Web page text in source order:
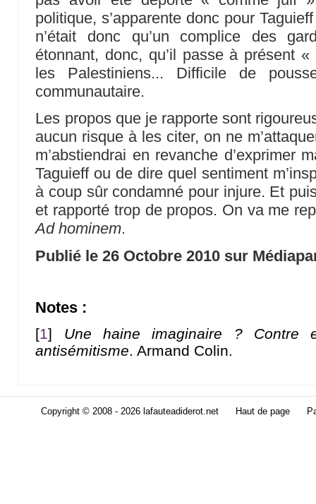
politique, s’apparente donc pour
n’était donc qu’un complice des
étonnant, donc, qu’il passe à présent
les Palestiniens... Difficile de
communautaire.
Les propos que je rapporte sont
aucun risque à les citer, on ne
m’abstiendrai en revanche d’exprimer
Taguieff ou de dire quel sentiment
à coup sûr condamné pour injure. Et
et rapporté trop de propos. On va me
Ad hominem.
Publié le 26 Octobre 2010 sur
Notes :
[1] Une haine imaginaire ? Contre
antisémitisme . Armand Colin.
Copyright © 2008 - 2026 lafauteadiderot.net Haut de page